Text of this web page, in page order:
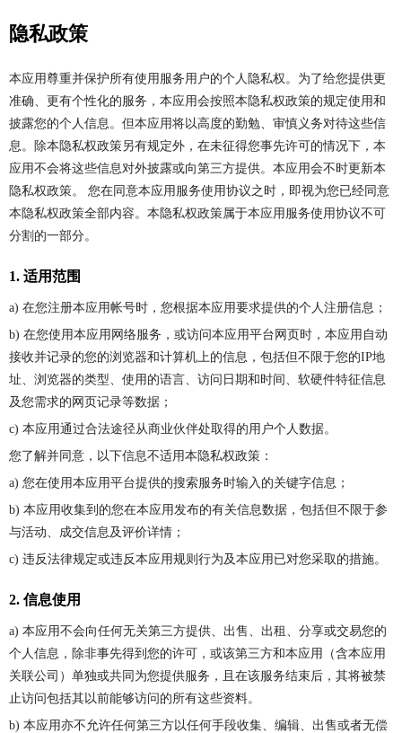
隐私政策
本应用尊重并保护所有使用服务用户的个人隐私权。为了给您提供更
准确、更有个性化的服务，本应用会按照本隐私权政策的规定使用和
披露您的个人信息。但本应用将以高度的勤勉、审慎义务对待这些信
息。除本隐私权政策另有规定外，在未征得您事先许可的情况下，本
应用不会将这些信息对外披露或向第三方提供。本应用会不时更新本
隐私权政策。 您在同意本应用服务使用协议之时，即视为您已经同意
本隐私权政策全部内容。本隐私权政策属于本应用服务使用协议不可
分割的一部分。
1. 适用范围
a) 在您注册本应用帐号时，您根据本应用要求提供的个人注册信息；
b) 在您使用本应用网络服务，或访问本应用平台网页时，本应用自动
接收并记录的您的浏览器和计算机上的信息，包括但不限于您的IP地
址、浏览器的类型、使用的语言、访问日期和时间、软硬件特征信息
及您需求的网页记录等数据；
c) 本应用通过合法途径从商业伙伴处取得的用户个人数据。
您了解并同意，以下信息不适用本隐私权政策：
a) 您在使用本应用平台提供的搜索服务时输入的关键字信息；
b) 本应用收集到的您在本应用发布的有关信息数据，包括但不限于参
与活动、成交信息及评价详情；
c) 违反法律规定或违反本应用规则行为及本应用已对您采取的措施。
2. 信息使用
a) 本应用不会向任何无关第三方提供、出售、出租、分享或交易您的
个人信息，除非事先得到您的许可，或该第三方和本应用（含本应用
关联公司）单独或共同为您提供服务，且在该服务结束后，其将被禁
止访问包括其以前能够访问的所有这些资料。
b) 本应用亦不允许任何第三方以任何手段收集、编辑、出售或者无偿